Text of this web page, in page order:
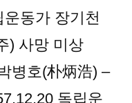
동가 장기천
) 사망 미상
병호(朴炳浩) –
독립운